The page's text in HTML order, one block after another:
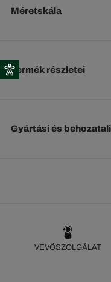
Méretskála
Termék részletei
Gyártási és
VEVŐSZOLGÁLAT